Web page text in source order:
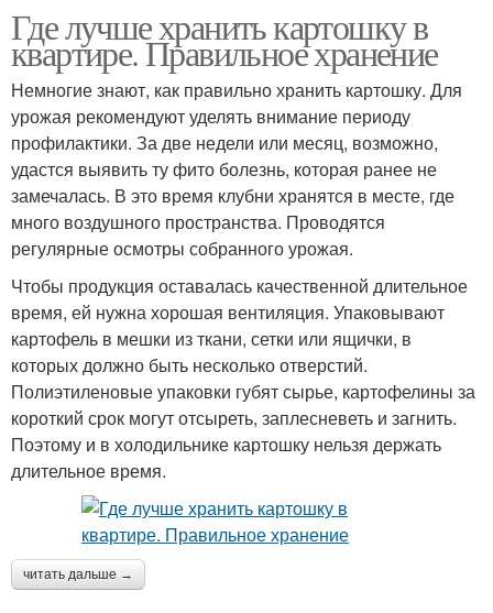
Где лучше хранить картошку в
квартире. Правильное хранение
Немногие знают, как правильно хранить картошку. Для
урожая рекомендуют уделять внимание периоду
профилактики. За две недели или месяц, возможно,
удастся выявить ту фито болезнь, которая ранее не
замечалась. В это время клубни хранятся в месте, где
много воздушного пространства. Проводятся
регулярные осмотры собранного урожая.
Чтобы продукция оставалась качественной длительное
время, ей нужна хорошая вентиляция. Упаковывают
картофель в мешки из ткани, сетки или ящички, в
которых должно быть несколько отверстий.
Полиэтиленовые упаковки губят сырье, картофелины за
короткий срок могут отсыреть, заплесневеть и загнить.
Поэтому и в холодильнике картошку нельзя держать
длительное время.
читать дальше →